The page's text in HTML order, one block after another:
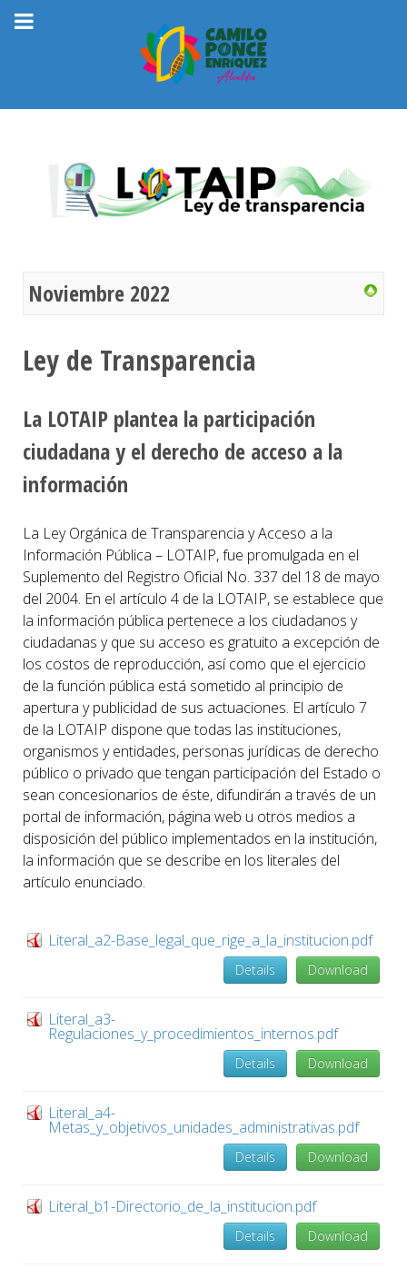
Noviembre 2022
Ley de Transparencia
La LOTAIP plantea la participación
ciudadana y el derecho de acceso a la
información
La Ley Orgánica de Transparencia y Acceso a la
Información Pública – LOTAIP, fue promulgada en el
Suplemento del Registro Oficial No. 337 del 18 de mayo
del 2004. En el artículo 4 de la LOTAIP, se establece que
la información pública pertenece a los ciudadanos y
ciudadanas y que su acceso es gratuito a excepción de
los costos de reproducción, así como que el ejercicio
de la función pública está sometido al principio de
apertura y publicidad de sus actuaciones. El artículo 7
de la LOTAIP dispone que todas las instituciones,
organismos y entidades, personas jurídicas de derecho
público o privado que tengan participación del Estado o
sean concesionarios de éste, difundirán a través de un
portal de información, página web u otros medios a
disposición del público implementados en la institución,
la información que se describe en los literales del
artículo enunciado.
Literal_a2-Base_legal_que_rige_a_la_institucion.pdf
Download
Details
Literal_a3-
Regulaciones_y_procedimientos_internos.pdf
Download
Details
Literal_a4-
Metas_y_objetivos_unidades_administrativas.pdf
Download
Details
Literal_b1-Directorio_de_la_institucion.pdf
Download
Details